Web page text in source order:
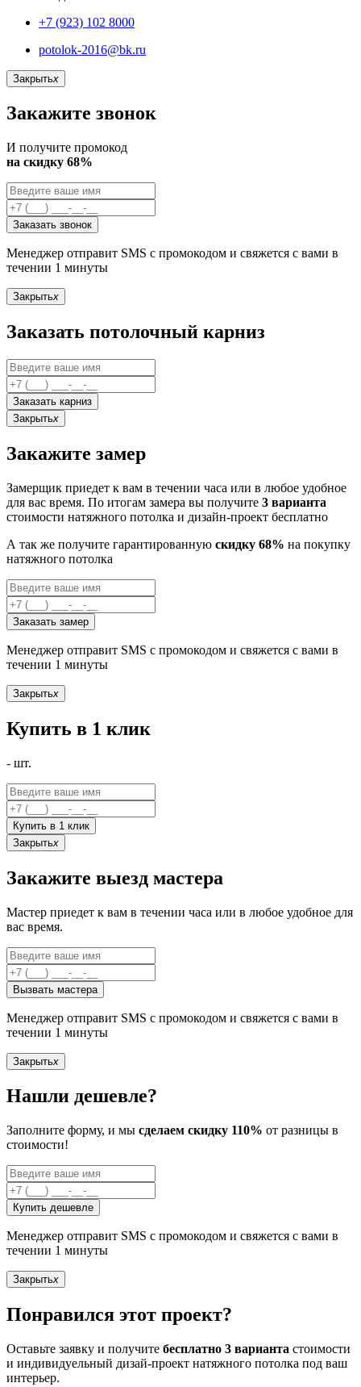
+7 (923) 102 8000
potolok-2016@bk.ru
Закрытьx
Закажите звонок
И получите промокод
на скидку 68%
Заказать звонок
Менеджер отправит SMS с промокодом и свяжется с вами в
течении 1 минуты
Закрытьx
Заказать потолочный карниз
Заказать карниз
Закрытьx
Закажите замер
Замерщик приедет к вам в течении часа или в любое удобное
для вас время. По итогам замера вы получите 3 варианта
стоимости натяжного потолка и дизайн-проект бесплатно
А так же получите гарантированную скидку 68% на покупку
натяжного потолка
Заказать замер
Менеджер отправит SMS с промокодом и свяжется с вами в
течении 1 минуты
Закрытьx
Купить в 1 клик
- шт.
Купить в 1 клик
Закрытьx
Закажите выезд мастера
Мастер приедет к вам в течении часа или в любое удобное для
вас время.
Вызвать мастера
Менеджер отправит SMS с промокодом и свяжется с вами в
течении 1 минуты
Закрытьx
Нашли дешевле?
Заполните форму, и мы сделаем скидку 110% от разницы в
стоимости!
Купить дешевле
Менеджер отправит SMS с промокодом и свяжется с вами в
течении 1 минуты
Закрытьx
Понравился этот проект?
Оставьте заявку и получите бесплатно 3 варианта стоимости
и индивидуельный дизай-проект натяжного потолка под ваш
интерьер.